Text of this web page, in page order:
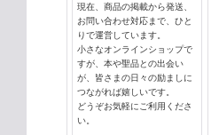
現在、商品の掲載から発送、
お問い合わせ対応まで、ひと
りで運営しています。
小さなオンラインショップで
すが、本や聖品との出会い
が、皆さまの日々の励ましに
つながれば嬉しいです。
どうぞお気軽にご利用くださ
い。